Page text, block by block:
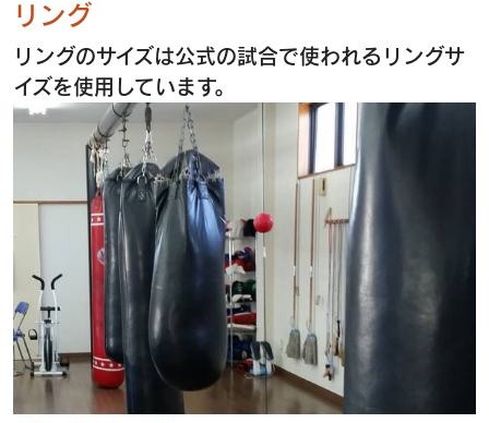
リング
リングのサイズは公式の試合で使われるリングサ
イズを使用しています。